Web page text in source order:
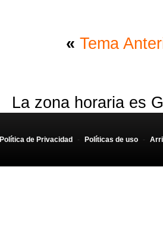
« Tema
La zona horaria es
Política de Privacidad - Políticas de uso -